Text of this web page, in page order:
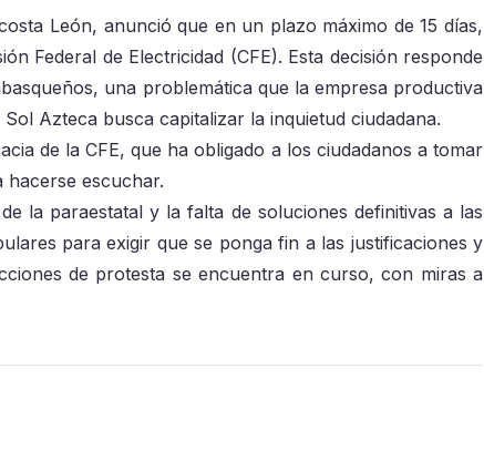
León, anunció que en un plazo máximo de 15 días,
Federal de Electricidad (CFE). Esta decisión responde
una problemática que la empresa productiva
Azteca busca capitalizar la inquietud ciudadana.
de la CFE, que ha obligado a los ciudadanos a tomar
hacerse escuchar.
la paraestatal y la falta de soluciones definitivas a las
para exigir que se ponga fin a las justificaciones y
de protesta se encuentra en curso, con miras a